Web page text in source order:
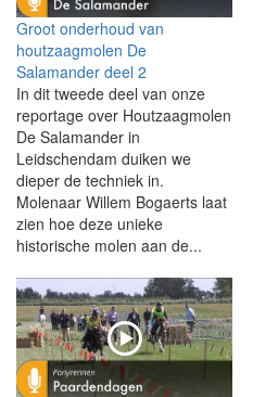
Groot onderhoud van
houtzaagmolen De
Salamander deel 2
In dit tweede deel van onze
reportage over Houtzaagmolen
De Salamander in
Leidschendam duiken we
dieper de techniek in.
Molenaar Willem Bogaerts laat
zien hoe deze unieke
historische molen aan de...